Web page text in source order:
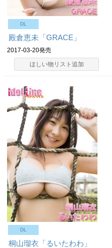
DL
殿倉恵未「GRACE」
2017-03-20発売
ほしい物リスト追加
DL
桐山瑠衣「るいたわわ」